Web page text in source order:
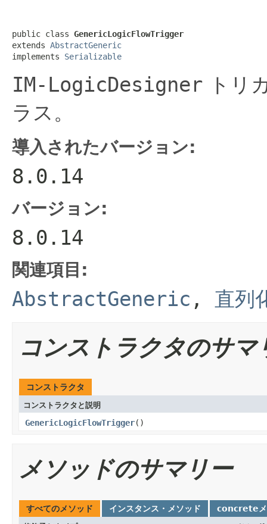
public class GenericLogicFlowTrigger
extends AbstractGeneric
implements Serializable
IM-LogicDesigner トリ
ラス。
導入されたバージョン:
8.0.14
バージョン:
8.0.14
関連項目:
AbstractGeneric , 直列
コンストラクタのサマ
コンストラクタ
コンストラクタと説明
GenericLogicFlowTrigger()
メソッドのサマリー
すべてのメソッド インスタンス・メソッド concreteメ